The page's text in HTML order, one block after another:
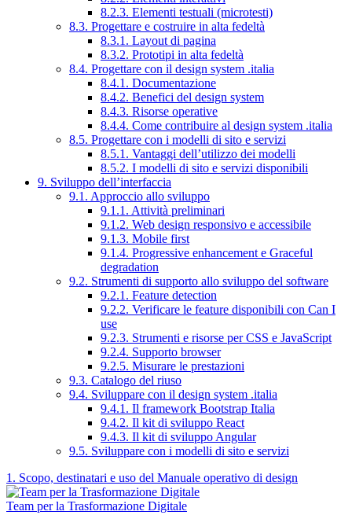
8.2.3. Elementi testuali (microtesti)
8.3. Progettare e costruire in alta fedeltà
8.3.1. Layout di pagina
8.3.2. Prototipi in alta fedeltà
8.4. Progettare con il design system .italia
8.4.1. Documentazione
8.4.2. Benefici del design system
8.4.3. Risorse operative
8.4.4. Come contribuire al design system .italia
8.5. Progettare con i modelli di sito e servizi
8.5.1. Vantaggi dell’utilizzo dei modelli
8.5.2. I modelli di sito e servizi disponibili
9. Sviluppo dell’interfaccia
9.1. Approccio allo sviluppo
9.1.1. Attività preliminari
9.1.2. Web design responsivo e accessibile
9.1.3. Mobile first
9.1.4. Progressive enhancement e Graceful
degradation
9.2. Strumenti di supporto allo sviluppo del software
9.2.1. Feature detection
9.2.2. Verificare le feature disponibili con Can I
use
9.2.3. Strumenti e risorse per CSS e JavaScript
9.2.4. Supporto browser
9.2.5. Misurare le prestazioni
9.3. Catalogo del riuso
9.4. Sviluppare con il design system .italia
9.4.1. Il framework Bootstrap Italia
9.4.2. Il kit di sviluppo React
9.4.3. Il kit di sviluppo Angular
9.5. Sviluppare con i modelli di sito e servizi
1. Scopo, destinatari e uso del Manuale operativo di design
Team per la Trasformazione Digitale